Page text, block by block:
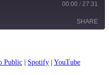
00:00 / 27:31
SHARE
Public Spotify YouTube